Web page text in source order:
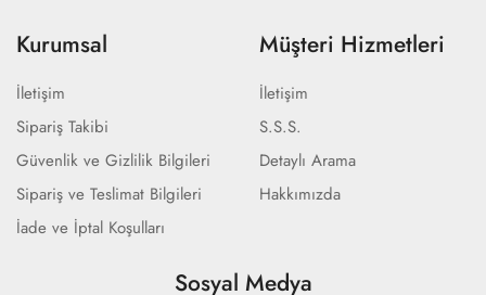
Kurumsal
İletişim
Sipariş Takibi
Güvenlik ve Gizlilik Bilgileri
Sipariş ve Teslimat Bilgileri
İade ve İptal Koşulları
Müşteri Hizmetleri
İletişim
S.S.S.
Detaylı Arama
Hakkımızda
Sosyal Medya